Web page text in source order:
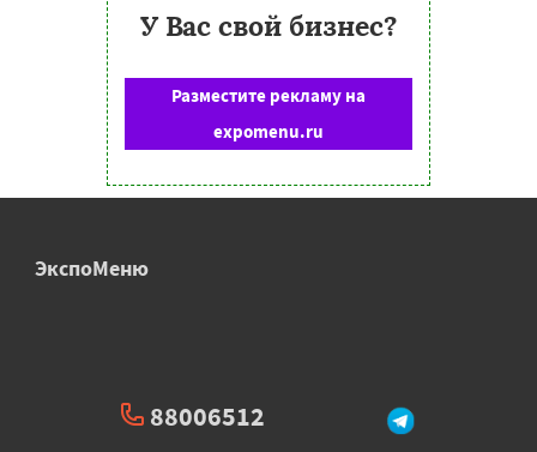
У Вас свой бизнес?
Разместите рекламу на
expomenu.ru
ЭкспоМеню
88006512